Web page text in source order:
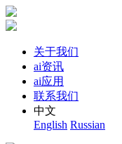
关于我们
ai资讯
ai应用
联系我们
中文
English Russian